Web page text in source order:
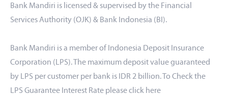
Bank Mandiri is licensed & supervised by the Financial
Services Authority (OJK) & Bank Indonesia (BI).
Bank Mandiri is a member of Indonesia Deposit Insurance
Corporation (LPS). The maximum deposit value guaranteed
by LPS per customer per bank is IDR 2 billion. To Check the
LPS Guarantee Interest Rate please click here